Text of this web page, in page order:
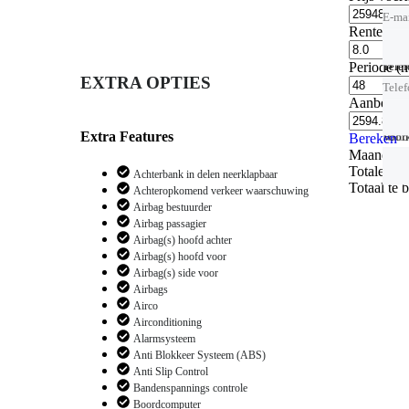
EXTRA OPTIES
Extra Features
Achterbank in delen neerklapbaar
Achteropkomend verkeer waarschuwing
Airbag bestuurder
Airbag passagier
Airbag(s) hoofd achter
Airbag(s) hoofd voor
Airbag(s) side voor
Airbags
Airco
Airconditioning
Alarmsysteem
Anti Blokkeer Systeem (ABS)
Anti Slip Control
Bandenspannings controle
Boordcomputer
Rentevoet
Periode
Bereken
Totale
Totaal te
E-